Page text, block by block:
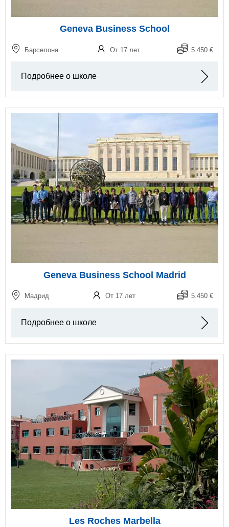
Geneva Business School
Барселона От 17 лет 5.450 €
Подробнее о школе
Geneva Business School Madrid
Мадрид От 17 лет 5.450 €
Подробнее о школе
Les Roches Marbella